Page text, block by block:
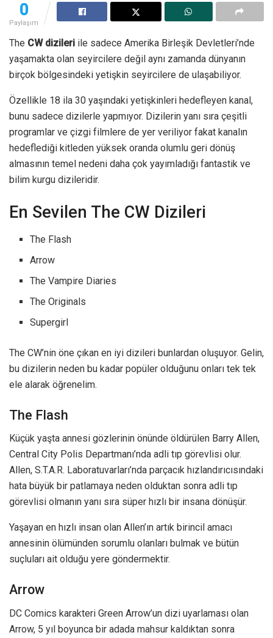
0
Paylaşım
The CW dizileri ile sadece Amerika Birleşik Devletleri’nde
yaşamakta olan seyircilere değil aynı zamanda dünyanın
birçok bölgesindeki yetişkin seyircilere de ulaşabiliyor.
Özellikle 18 ila 30 yaşındaki yetişkinleri hedefleyen kanal,
bunu sadece dizilerle yapmıyor. Dizilerin yanı sıra çeşitli
programlar ve çizgi filmlere de yer veriliyor fakat kanalın
hedeflediği kitleden yüksek oranda olumlu geri dönüş
almasının temel nedeni daha çok yayımladığı fantastik ve
bilim kurgu dizileridir.
En Sevilen The CW Dizileri
The Flash
Arrow
The Vampire Diaries
The Originals
Supergirl
The CW’nin öne çıkan en iyi dizileri bunlardan oluşuyor. Gelin,
bu dizilerin neden bu kadar popüler olduğunu onları tek tek
ele alarak öğrenelim.
The Flash
Küçük yaşta annesi gözlerinin önünde öldürülen Barry Allen,
Central City Polis Departmanı’nda adli tıp görevlisi olur.
Allen, S.T.A.R. Laboratuvarları’nda parçacık hızlandırıcısındaki
hata büyük bir patlamaya neden olduktan sonra adli tıp
görevlisi olmanın yanı sıra süper hızlı bir insana dönüşür.
Yaşayan en hızlı insan olan Allen’ın artık birincil amacı
annesinin ölümünden sorumlu olanları bulmak ve bütün
suçluları ait olduğu yere göndermektir.
Arrow
DC Comics karakteri Green Arrow’un dizi uyarlaması olan
Arrow, 5 yıl boyunca bir adada mahsur kaldıktan sonra